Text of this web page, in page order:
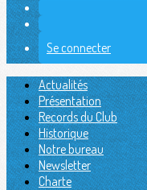
Se connecter
Actualités
Présentation
Records du Club
Historique
Notre bureau
Newsletter
Charte